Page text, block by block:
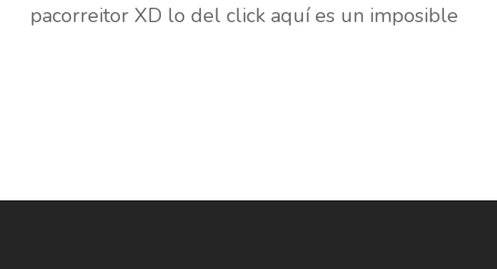
pacorreitor XD lo del click aquí es un imposible